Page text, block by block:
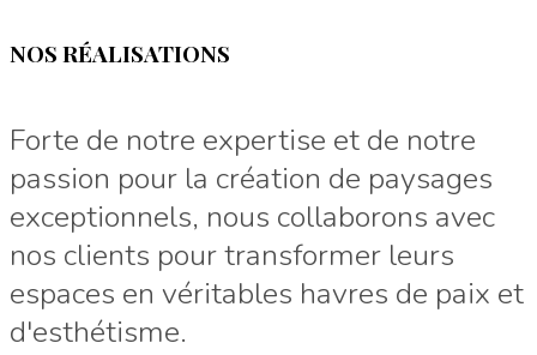
NOS RÉALISATIONS
Forte de notre expertise et de notre
passion pour la création de paysages
exceptionnels, nous collaborons avec
nos clients pour transformer leurs
espaces en véritables havres de paix et
d'esthétisme.